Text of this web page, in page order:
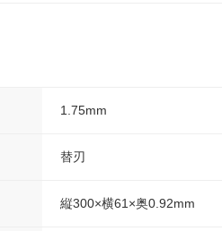
1.75mm
替刃
縦300×横61×奥0.92mm